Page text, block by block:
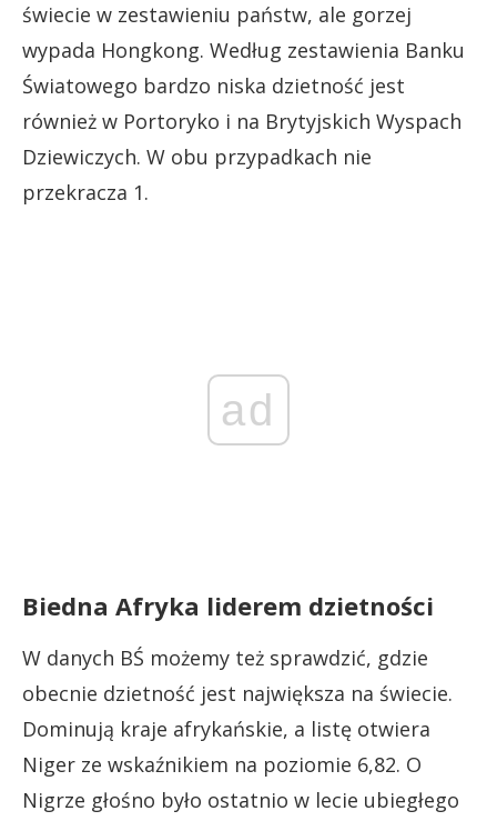
świecie w zestawieniu państw, ale gorzej
wypada Hongkong. Według zestawienia Banku
Światowego bardzo niska dzietność jest
również w Portoryko i na Brytyjskich Wyspach
Dziewiczych. W obu przypadkach nie
przekracza 1.
ad
Biedna Afryka liderem dzietności
W danych BŚ możemy też sprawdzić, gdzie
obecnie dzietność jest największa na świecie.
Dominują kraje afrykańskie, a listę otwiera
Niger ze wskaźnikiem na poziomie 6,82. O
Nigrze głośno było ostatnio w lecie ubiegłego